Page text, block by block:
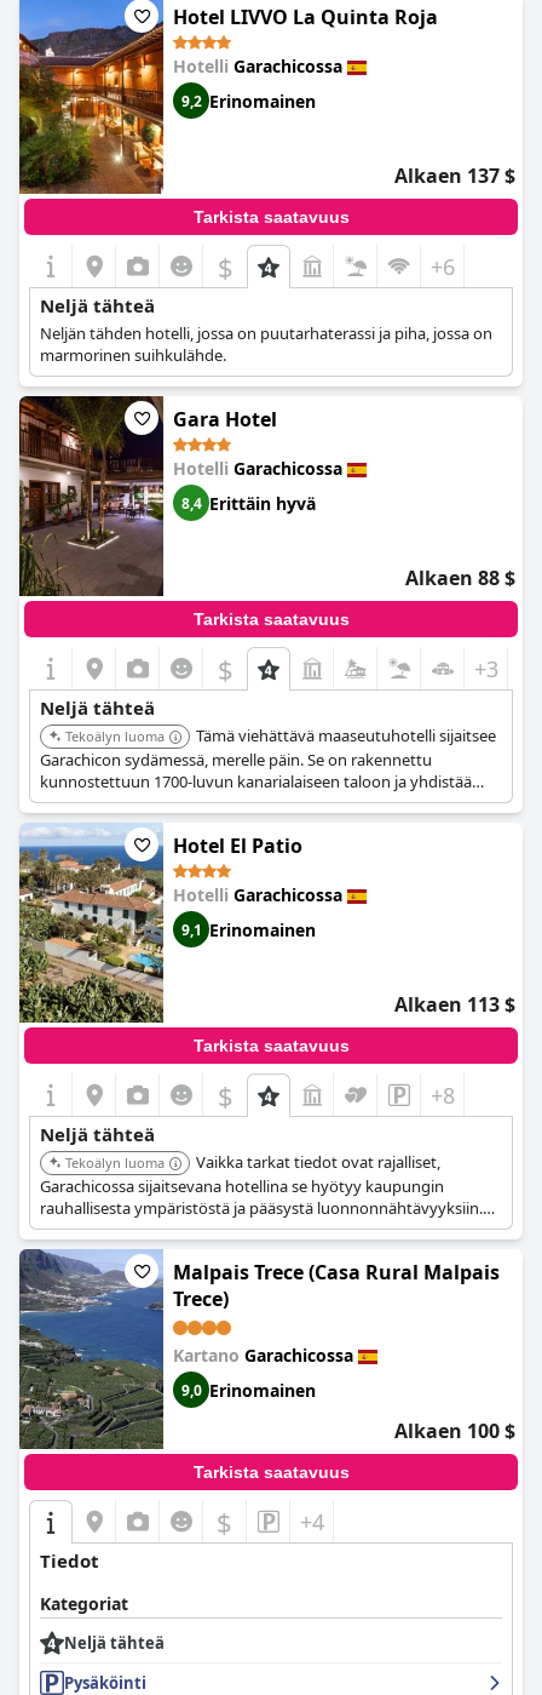
Hotel LIVVO La Quinta Roja
Hotelli Garachicossa
9,2 Erinomainen
Alkaen 137 $
Tarkista saatavuus
$ +6
Neljä tähteä
Neljän tähden hotelli, jossa on puutarhaterassi ja piha, jossa on
marmorinen suihkulähde.
Gara Hotel
Hotelli Garachicossa
8,4 Erittäin hyvä
Alkaen 88 $
Tarkista saatavuus
$ +3
Neljä tähteä
Tekoälyn luoma
Tämä viehättävä maaseutuhotelli sijaitsee
Garachicon sydämessä, merelle päin. Se on rakennettu
kunnostettuun 1700-luvun kanarialaiseen taloon ja yhdistää
maalaismaisen viehätyksen moderniin teknologiaan. Hotellissa
on terassi merinäköalalla ja solarium.
Hotel El Patio
Hotelli Garachicossa
9,1 Erinomainen
Alkaen 113 $
Tarkista saatavuus
$ +8
Neljä tähteä
Tekoälyn luoma
Vaikka tarkat tiedot ovat rajalliset,
Garachicossa sijaitsevana hotellina se hyötyy kaupungin
rauhallisesta ympäristöstä ja pääsystä luonnonnähtävyyksiin.
Hotelli tarjoaa rauhallisen pakopaikan vieraille, jotka haluavat
tutustua alueeseen.
Malpais Trece (Casa Rural Malpais
Trece)
Kartano Garachicossa
9,0 Erinomainen
Alkaen 100 $
Tarkista saatavuus
$ +4
Tiedot
Kategoriat
Neljä tähteä
Pysäköinti